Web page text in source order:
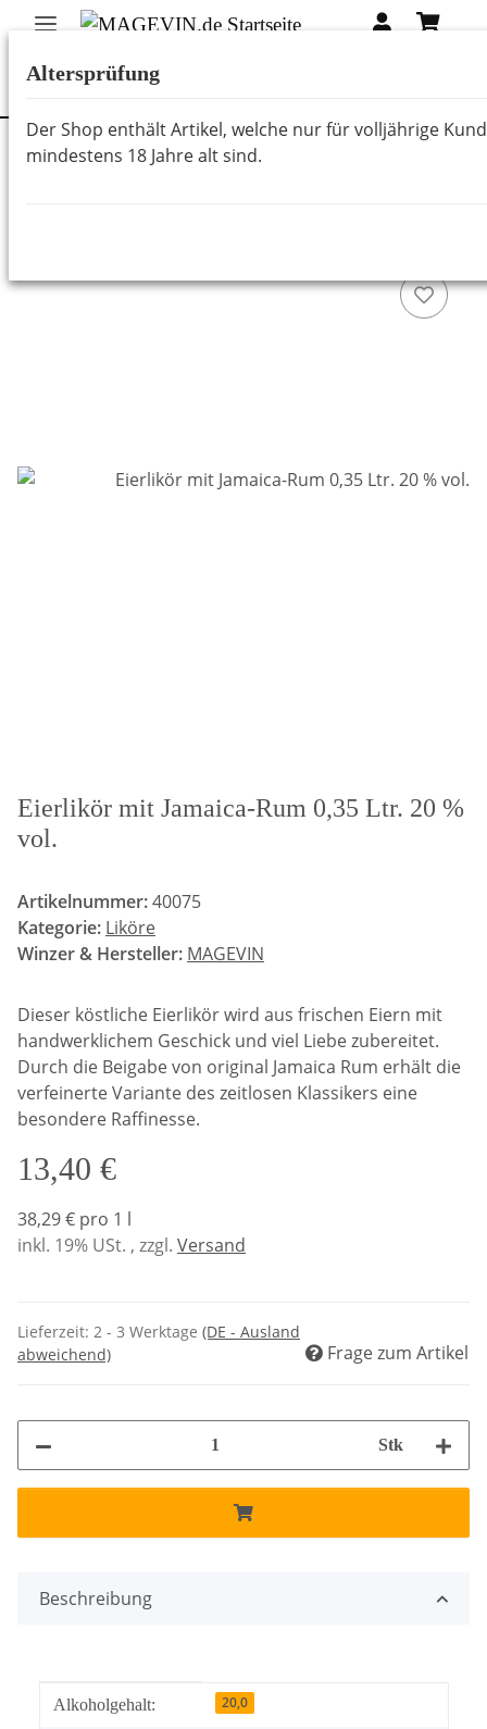
Eierlikör mit Jamaica-Rum 0,35 Ltr. 20 %
vol.
Artikelnummer:40075
Kategorie: Liköre
Winzer & Hersteller: MAGEVIN
Dieser köstliche Eierlikör wird aus frischen Eiern mit
handwerklichem Geschick und viel Liebe zubereitet.
Durch die Beigabe von original Jamaica Rum erhält die
verfeinerte Variante des zeitlosen Klassikers eine
besondere Raffinesse.
13,40 €
38,29 € pro 1 l
inkl. 19% USt. , zzgl. Versand
Lieferzeit: 2 - 3 Werktage (DE - Ausland
abweichend)
Frage zum Artikel
Stk
Beschreibung
Produkteigenschaft
Wert
Alkoholgehalt: 20,0
Altersprüfung
Der Shop enthält Artikel, welche nur für volljährige
mindestens 18 Jahre alt sind.